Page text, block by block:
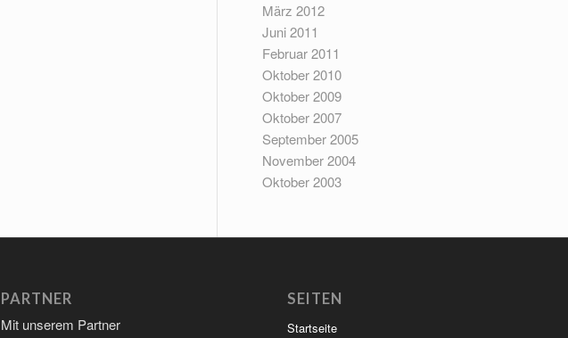
März 2012
Juni 2011
Februar 2011
Oktober 2010
Oktober 2009
Oktober 2007
September 2005
November 2004
Oktober 2003
PARTNER
Mit unserem Partner
SEITEN
Startseite